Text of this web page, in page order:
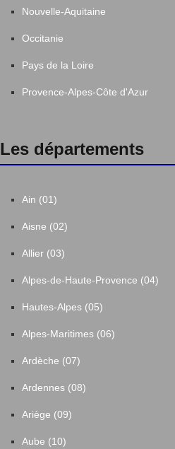
Nouvelle-Aquitaine
Occitanie
Pays de la Loire
Provence-Alpes-Côte d'Azur
Les départements
Ain (01)
Aisne (02)
Allier (03)
Alpes-de-Haute-Provence (04)
Hautes-Alpes (05)
Alpes-Maritimes (06)
Ardèche (07)
Ardennes (08)
Ariège (09)
Aube (10)